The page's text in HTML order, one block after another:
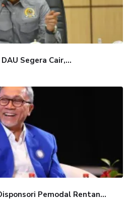
Segera Cair,...
Pemodal Rentan...